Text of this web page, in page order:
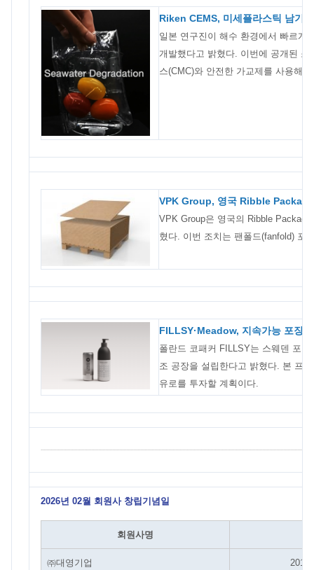
Riken CEMS, 미세플라스틱 남기
일본 연구진이 해수 환경에서 빠르게
개발했다고 밝혔다. 이번에 공개된
스(CMC)와 안전한 가교제를 사용해
VPK Group, 영국 Ribble
VPK Group은 영국의 Ribble
혔다. 이번 조치는 팬폴드(fanfold) 포
FILLSY·Meadow, 지속가능 포장
폴란드 코패커 FILLSY는 스웨덴 포
조 공장을 설립한다고 밝혔다. 본 프
유로를 투자할 계획이다.
2026년 02월 회원사 창립기념일
회원사명
㈜대영기업 2016